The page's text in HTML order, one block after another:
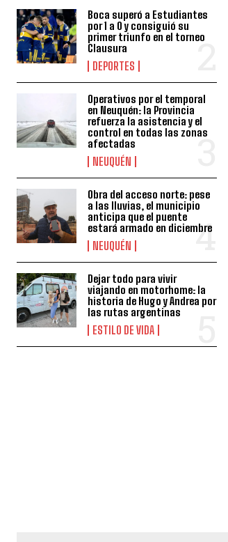
Boca superó a Estudiantes
por 1 a 0 y consiguió su
primer triunfo en el torneo
Clausura
DEPORTES
Operativos por el temporal
en Neuquén: la Provincia
refuerza la asistencia y el
control en todas las zonas
afectadas
NEUQUÉN
Obra del acceso norte: pese
a las lluvias, el municipio
anticipa que el puente
estará armado en diciembre
NEUQUÉN
Dejar todo para vivir
viajando en motorhome: la
historia de Hugo y Andrea por
las rutas argentinas
ESTILO DE VIDA